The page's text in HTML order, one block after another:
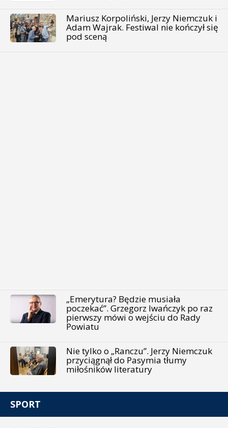
Mariusz Korpoliński, Jerzy Niemczuk i
Adam Wajrak. Festiwal nie kończył się
pod sceną
„Emerytura? Będzie musiała
poczekać”. Grzegorz Iwańczyk po raz
pierwszy mówi o wejściu do Rady
Powiatu
Nie tylko o „Ranczu”. Jerzy Niemczuk
przyciągnął do Pasymia tłumy
miłośników literatury
SPORT